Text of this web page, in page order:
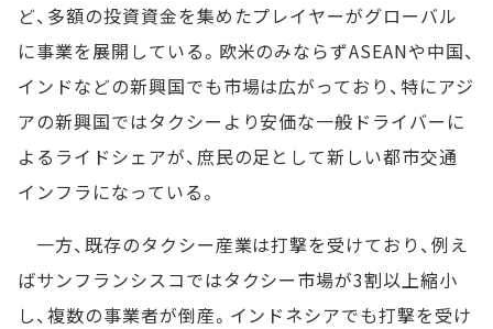
ど、多額の投資資金を集めたプレイヤーがグローバル
に事業を展開している。欧米のみならずASEANや中国、
インドなどの新興国でも市場は広がっており、特にアジ
アの新興国ではタクシーより安価な一般ドライバーに
よるライドシェアが、庶民の足として新しい都市交通
インフラになっている。
一方、既存のタクシー産業は打撃を受けており、例え
ばサンフランシスコではタクシー市場が3割以上縮小
し、複数の事業者が倒産。インドネシアでも打撃を受け